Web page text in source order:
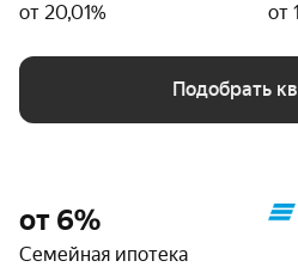
от 20,01%
от
Подобрать
от 6%
Семейная ипотека